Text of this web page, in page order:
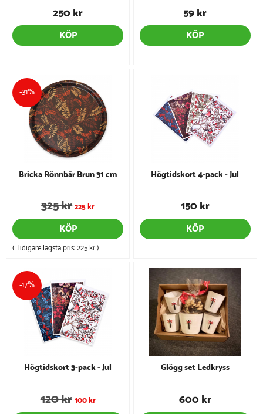
250 kr
KÖP
59 kr
KÖP
-31%
Bricka Rönnbär Brun 31 cm
325 kr225 kr
KÖP
( Tidigare lägsta pris:225 kr)
Högtidskort 4-pack - Jul
150 kr
KÖP
-17%
Högtidskort 3-pack - Jul
120 kr 100 kr
Glögg set Ledkryss
600 kr